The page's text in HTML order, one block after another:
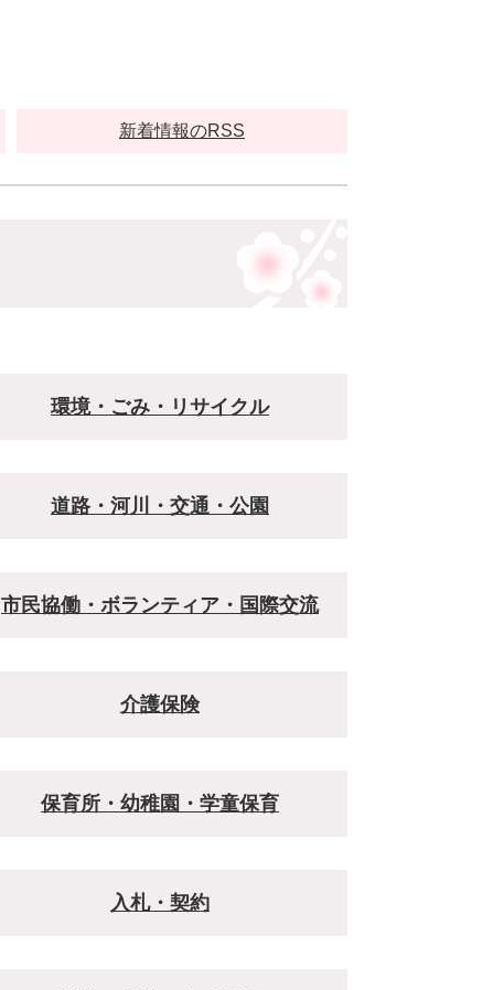
新着情報のRSS
環境・ごみ・リサイクル
道路・河川・交通・公園
市民協働・ボランティア・国際交流
介護保険
保育所・幼稚園・学童保育
入札・契約